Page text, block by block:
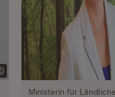
Ministerin für